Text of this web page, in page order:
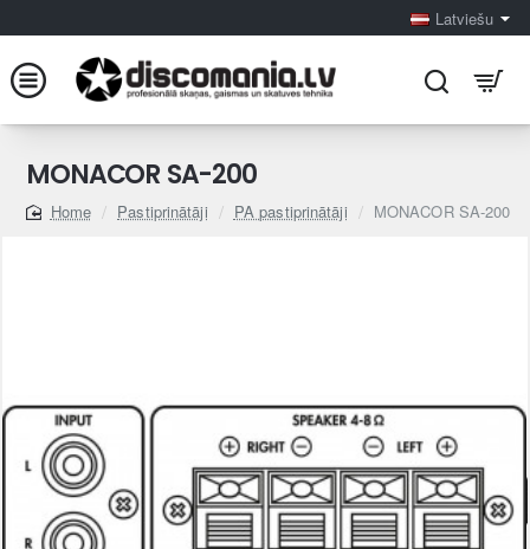
Latviešu
MONACOR SA-200
home
Pastiprinātāji PA pastiprinātāji MONACOR SA-200